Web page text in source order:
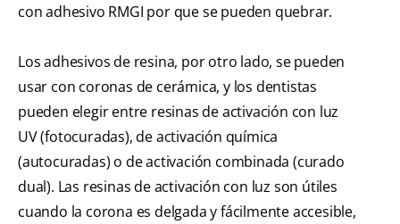
con adhesivo RMGI por que se pueden quebrar.
Los adhesivos de resina, por otro lado, se pueden
usar con coronas de cerámica, y los dentistas
pueden elegir entre resinas de activación con luz
UV (fotocuradas), de activación química
(autocuradas) o de activación combinada (curado
dual). Las resinas de activación con luz son útiles
cuando la corona es delgada y fácilmente accesible,